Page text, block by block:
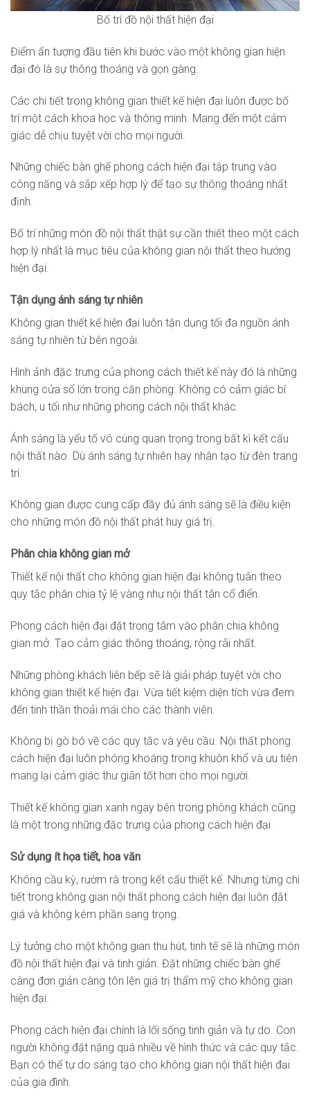
Bố trí đồ nội thất hiện đại
Điểm ấn tượng đầu tiên khi bước vào một không gian hiện
đại đó là sự thông thoáng và gọn gàng.
Các chi tiết trong không gian thiết kế hiện đại luôn được bố
trí một cách khoa học và thông minh. Mang đến một cảm
giác dễ chịu tuyệt vời cho mọi người.
Những chiếc bàn ghế phong cách hiện đại tập trung vào
công năng và sắp xếp hợp lý để tạo sự thông thoáng nhất
định.
Bố trí những món đồ nội thất thật sự cần thiết theo một cách
hợp lý nhất là mục tiêu của không gian nội thất theo hướng
hiện đại.
Tận dụng ánh sáng tự nhiên
Không gian thiết kế hiện đại luôn tận dụng tối đa nguồn ánh
sáng tự nhiên từ bên ngoài.
Hình ảnh đặc trưng của phong cách thiết kế này đó là những
khung cửa sổ lớn trong căn phòng. Không có cảm giác bí
bách, u tối như những phong cách nội thất khác.
Ánh sáng là yếu tố vô cùng quan trọng trong bất kì kết cấu
nội thất nào. Dù ánh sáng tự nhiên hay nhân tạo từ đèn trang
trí.
Không gian được cung cấp đầy đủ ánh sáng sẽ là điều kiện
cho những món đồ nội thất phát huy giá trị.
Phân chia không gian mở
Thiết kế nội thất cho không gian hiện đại không tuân theo
quy tắc phân chia tỷ lệ vàng như nội thất tân cổ điển.
Phong cách hiện đại đặt trọng tâm vào phân chia không
gian mở. Tạo cảm giác thông thoáng, rộng rãi nhất.
Những phòng khách liên bếp sẽ là giải pháp tuyệt vời cho
không gian thiết kế hiện đại. Vừa tiết kiệm diện tích vừa đem
đến tinh thần thoải mái cho các thành viên.
Không bị gò bó về các quy tắc và yêu cầu. Nội thất phong
cách hiện đại luôn phóng khoáng trong khuôn khổ và ưu tiên
mang lại cảm giác thư giãn tốt hơn cho mọi người.
Thiết kế không gian xanh ngay bên trong phòng khách cũng
là một trong những đặc trưng của phong cách hiện đại.
Sử dụng ít họa tiết, hoa văn
Không cầu kỳ, rườm rà trong kết cấu thiết kế. Nhưng từng chi
tiết trong không gian nội thất phong cách hiện đại luôn đắt
giá và không kém phần sang trọng.
Lý tưởng cho một không gian thu hút, tinh tế sẽ là những món
đồ nội thất hiện đại và tinh giản. Đặt những chiếc bàn ghế
càng đơn giản càng tôn lên giá trị thẩm mỹ cho không gian
hiện đại.
Phong cách hiện đại chính là lối sống tinh giản và tự do. Con
người không đặt nặng quá nhiều về hình thức và các quy tắc.
Bạn có thể tự do sáng tạo cho không gian nội thất hiện đại
của gia đình.